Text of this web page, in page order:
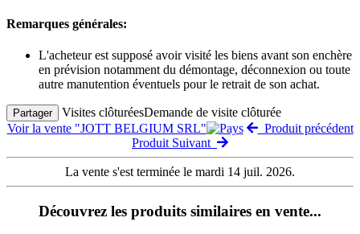
Remarques générales:
L'acheteur est supposé avoir visité les biens avant son enchère
en prévision notamment du démontage, déconnexion ou toute
autre manutention éventuels pour le retrait de son achat.
Partager Visites clôturéesDemande de visite clôturée
Voir la vente "JOTT BELGIUM SRL"
Produit précédent
Produit Suivant
La vente s'est terminée le mardi 14 juil. 2026.
Découvrez les produits similaires en vente...